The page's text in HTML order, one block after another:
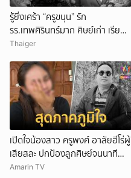
รู้ยิ่งเศร้า “ครูขนุน” รัก
รร.เทพศิรินทร์มาก ศิษย์เก่า เรียน
จบกลับมาเป็นครู
Thaiger
เปิดใจน้องสาว ครูพงศ์ อาลัยฮีโร่ผู้
เสียสละ ปกป้องลูกศิษย์จนนาที
สุดท้าย
Amarin TV